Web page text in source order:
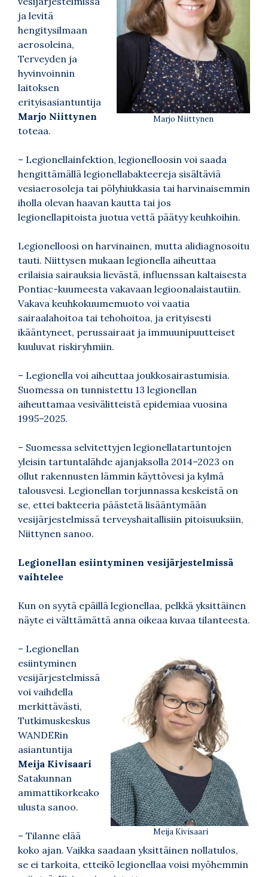
Marjo Niittynen
ja levitä
hengitysilmaan
aerosoleina,
Terveyden ja
hyvinvoinnin
laitoksen
erityisasiantuntija
Marjo Niittynen
toteaa.
– Legionellainfektion, legionelloosin voi saada
hengittämällä legionellabakteereja sisältäviä
vesiaerosoleja tai pölyhiukkasia tai harvinaisemmin
iholla olevan haavan kautta tai jos
legionellapitoista juotua vettä päätyy keuhkoihin.
Legionelloosi on harvinainen, mutta alidiagnosoitu
tauti. Niittysen mukaan legionella aiheuttaa
erilaisia sairauksia lievästä, influenssan kaltaisesta
Pontiac-kuumeesta vakavaan legioonalaistautiin.
Vakava keuhkokuumemuoto voi vaatia
sairaalahoitoa tai tehohoitoa, ja erityisesti
ikääntyneet, perussairaat ja immuunipuutteiset
kuuluvat riskiryhmiin.
– Legionella voi aiheuttaa joukkosairastumisia.
Suomessa on tunnistettu 13 legionellan
aiheuttamaa vesivälitteistä epidemiaa vuosina
1995–2025.
– Suomessa selvitettyjen legionellatartuntojen
yleisin tartuntalähde ajanjaksolla 2014–2023 on
ollut rakennusten lämmin käyttövesi ja kylmä
talousvesi. Legionellan torjunnassa keskeistä on
se, ettei bakteeria päästetä lisääntymään
vesijärjestelmissä terveyshaitallisiin pitoisuuksiin,
Niittynen sanoo.
Legionellan esiintyminen vesijärjestelmissä
vaihtelee
Kun on syytä epäillä legionellaa, pelkkä yksittäinen
näyte ei välttämättä anna oikeaa kuvaa tilanteesta.
Meija Kivisaari
– Legionellan
esiintyminen
vesijärjestelmissä
voi vaihdella
merkittävästi,
Tutkimuskeskus
WANDERin
asiantuntija
Meija Kivisaari
Satakunnan
ammattikorkeako
ulusta sanoo.
– Tilanne elää
koko ajan. Vaikka saadaan yksittäinen nollatulos,
se ei tarkoita, etteikö legionellaa voisi myöhemmin